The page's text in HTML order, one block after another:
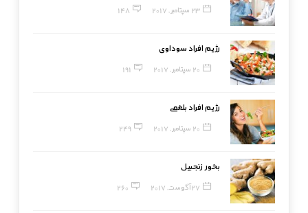
23 سپتامبر, 2017 148
رژیم افراد سوداوی
20 سپتامبر, 2017 191
رژیم افراد بلغمی
20 سپتامبر, 2017 249
بخور زنجبیل
27 آگوست, 2017 260